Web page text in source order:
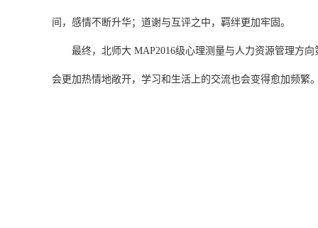
间 ， 感情不断升华；道谢与互评之中，羁绊更加牢固。
最终， 北师大 MAP2016级心理测量与人力资源管理方向
会更加热情地敞开， 学习和生活上的交流也会变得愈加频繁